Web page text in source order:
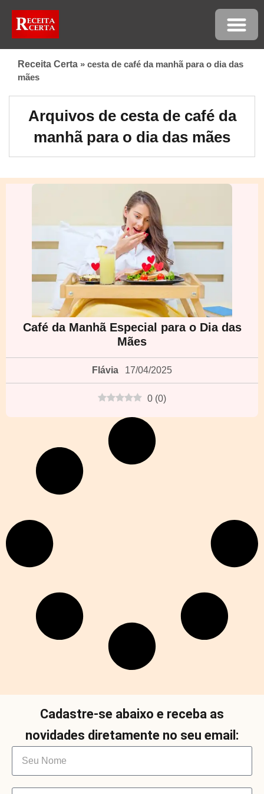
Receita Certa » cesta de café da manhã para o dia das
mães
Arquivos de cesta de café da
manhã para o dia das mães
Café da Manhã Especial para o Dia das
Mães
Flávia 17/04/2025
0 (0)
Cadastre-se abaixo e receba as
novidades diretamente no seu email: